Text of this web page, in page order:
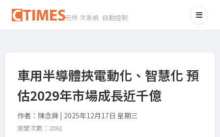
元件 次系統 自動控制
車用半導體挾電動化、智慧化 預
估2029年市場成長近千億
作者：陳念舜 | 2025年12月17日 星期三
瀏覽次數：2061